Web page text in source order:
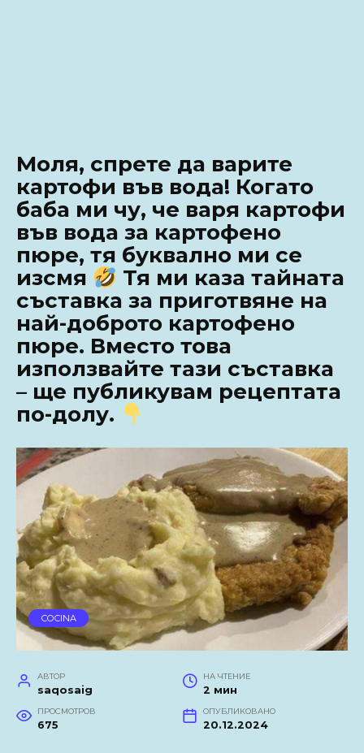
Моля, спрете да варите
картофи във вода! Когато
баба ми чу, че варя картофи
във вода за картофено
пюре, тя буквално ми се
изсмя
Тя ми каза тайната
съставка за приготвяне на
най-доброто картофено
пюре. Вместо това
използвайте тази съставка
– ще публикувам рецептата
по-долу.
COCINA
АВТОР
saqosaig
НА ЧТЕНИЕ
2 мин
ПРОСМОТРОВ
675
ОПУБЛИКОВАНО
20.12.2024